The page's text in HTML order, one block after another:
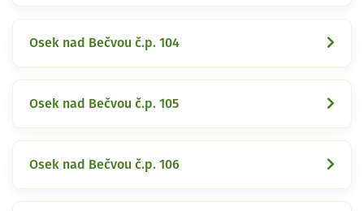
Osek nad Bečvou č.p. 104
Osek nad Bečvou č.p. 105
Osek nad Bečvou č.p. 106